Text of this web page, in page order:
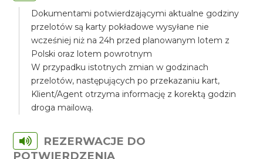
Dokumentami potwierdzającymi aktualne godziny
przelotów są karty pokładowe wysyłane nie
wcześniej niż na 24h przed planowanym lotem z
Polski oraz lotem powrotnym
W przypadku istotnych zmian w godzinach
przelotów, następujących po przekazaniu kart,
Klient/Agent otrzyma informację z korektą godzin
droga mailową.
REZERWACJE DO
POTWIERDZENIA